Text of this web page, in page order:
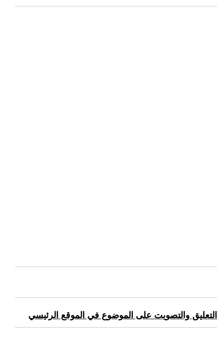
التعليق والتصويت على الموضوع في الموقع الرئيسي